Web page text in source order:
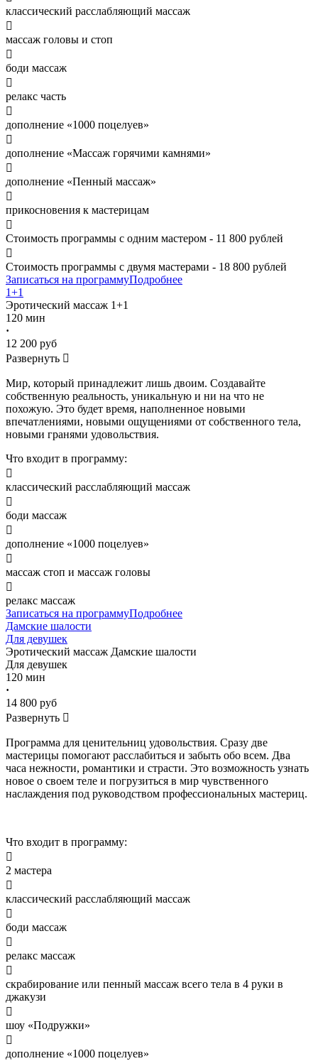
классический расслабляющий массаж

массаж головы и стоп

боди массаж

релакс часть

дополнение «1000 поцелуев»

дополнение «Массаж горячими камнями»

дополнение «Пенный массаж»

прикосновения к мастерицам

Стоимость программы с одним мастером - 11 800 рублей

Стоимость программы с двумя мастерами - 18 800 рублей
Записаться на программуПодробнее
1+1
Эротический массаж 1+1
120 мин
·
12 200 руб
Развернуть 
Мир, который принадлежит лишь двоим. Создавайте
собственную реальность, уникальную и ни на что не
похожую. Это будет время, наполненное новыми
впечатлениями, новыми ощущениями от собственного тела,
новыми гранями удовольствия.
Что входит в программу:

классический расслабляющий массаж

боди массаж

дополнение «1000 поцелуев»

массаж стоп и массаж головы

релакс массаж
Записаться на программуПодробнее
Дамские шалости
Для девушек
Эротический массаж Дамские шалости
Для девушек
120 мин
·
14 800 руб
Развернуть 
Программа для ценительниц удовольствия. Сразу две
мастерицы помогают расслабиться и забыть обо всем. Два
часа нежности, романтики и страсти. Это возможность узнать
новое о своем теле и погрузиться в мир чувственного
наслаждения под руководством профессиональных мастериц.
Что входит в программу:

2 мастера

классический расслабляющий массаж

боди массаж

релакс массаж

скрабирование или пенный массаж всего тела в 4 руки в
джакузи

шоу «Подружки»

дополнение «1000 поцелуев»